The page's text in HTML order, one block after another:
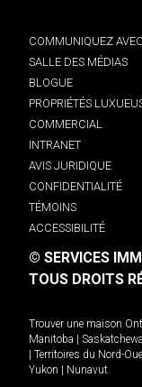
COMMUNIQUEZ
SALLE DES MÉDIAS
BLOGUE
PROPRIÉTÉS
COMMERCIAL
INTRANET
AVIS JURIDIQUE
CONFIDENTIALITÉ
TÉMOINS
ACCESSIBILITÉ
© SERVICES
TOUS DROITS
Trouver une maison
Manitoba
Territoires du Nord-
Yukon
Nunavut.